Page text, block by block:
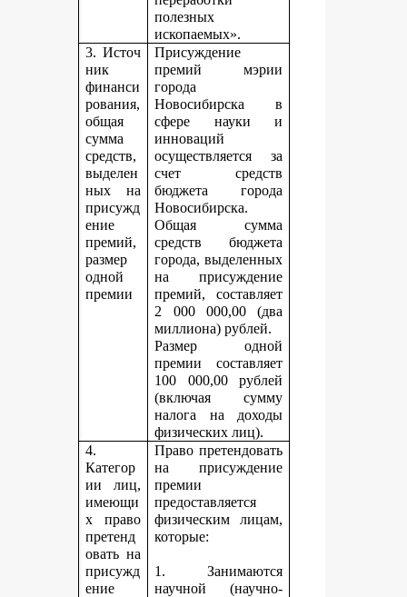
полезных
ископаемых».
3. Источ
ник
финанси
рования,
общая
сумма
средств,
выделен
ных на
присужд
ение
премий,
размер
одной
премии
Присуждение
премий мэрии
города
Новосибирска в
сфере науки и
инноваций
осуществляется за
счет средств
бюджета города
Новосибирска.
Общая сумма
средств бюджета
города, выделенных
на присуждение
премий, составляет
2 000 000,00 (два
миллиона) рублей.
Размер одной
премии составляет
100 000,00 рублей
(включая сумму
налога на доходы
физических лиц).
4.
Категор
ии лиц,
имеющи
х право
претенд
овать на
присужд
ение
Право претендовать
на присуждение
премии
предоставляется
физическим лицам,
которые:
1. Занимаются
научной (научно-